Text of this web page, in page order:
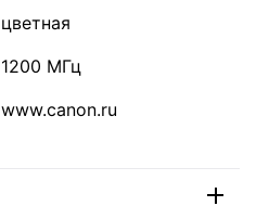
цветная
1200 МГц
www.canon.ru